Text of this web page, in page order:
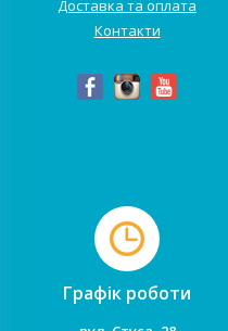
Доставка та оплата
Контакти
Графік роботи